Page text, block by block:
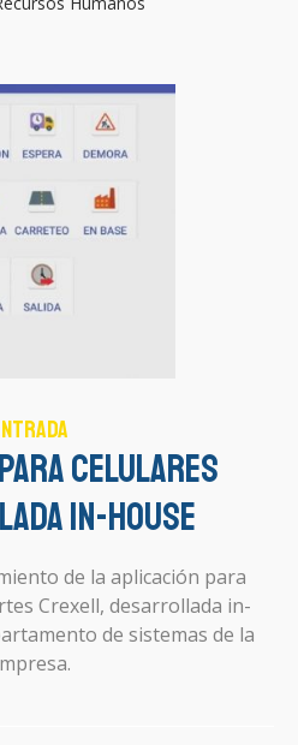
celulares
in-house
de la aplicación para
Crexell, desarrollada in-
de sistemas de la